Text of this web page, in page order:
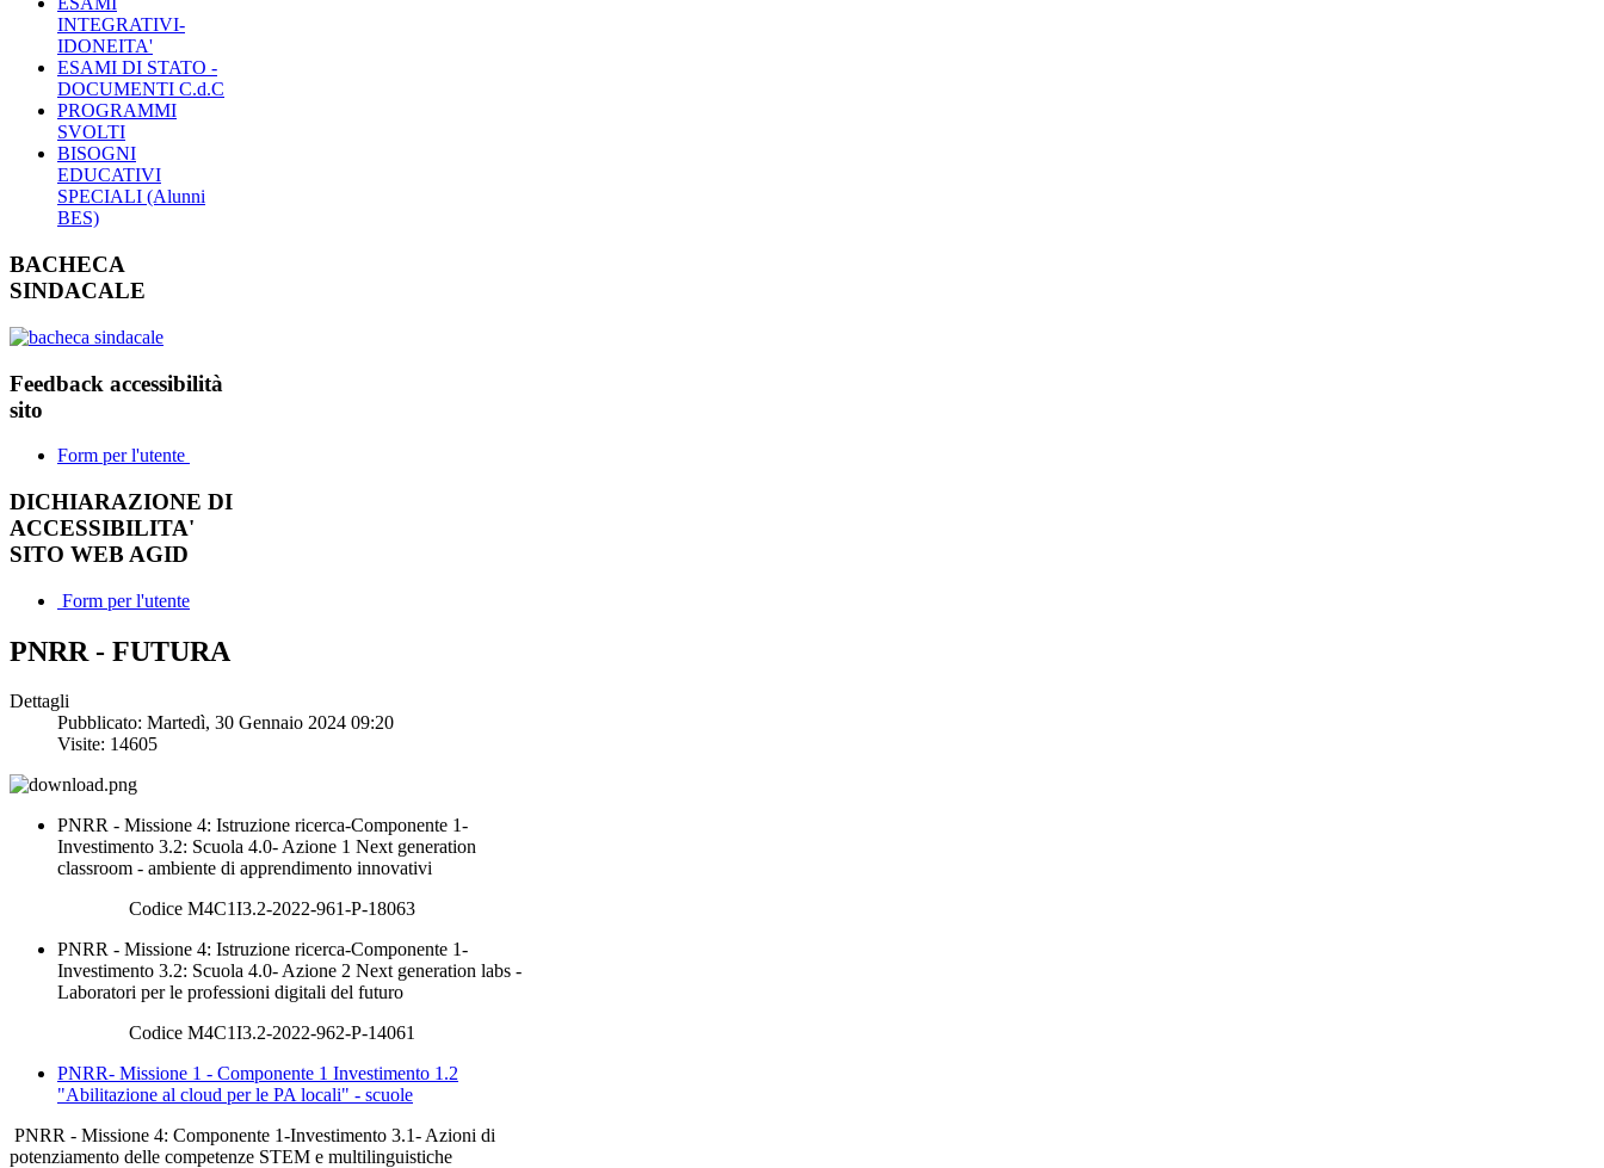
INTEGRATIVI-
IDONEITA'
ESAMI DI STATO -
DOCUMENTI C.d.C
PROGRAMMI
SVOLTI
BISOGNI
EDUCATIVI
SPECIALI (Alunni
BES)
BACHECA
SINDACALE
Feedback accessibilità
sito
Form per l'utente
DICHIARAZIONE DI
ACCESSIBILITA'
SITO WEB AGID
Form per l'utente
PNRR - FUTURA
Dettagli
Pubblicato: Martedì, 30 Gennaio 2024 09:20
Visite: 14605
PNRR - Missione 4: Istruzione ricerca-Componente 1-
Investimento 3.2: Scuola 4.0- Azione 1 Next generation
classroom - ambiente di apprendimento innovativi
Codice M4C1I3.2-2022-961-P-18063
PNRR - Missione 4: Istruzione ricerca-Componente 1-
Investimento 3.2: Scuola 4.0- Azione 2 Next generation labs -
Laboratori per le professioni digitali del futuro
Codice M4C1I3.2-2022-962-P-14061
PNRR- Missione 1 - Componente 1 Investimento 1.2
"Abilitazione al cloud per le PA locali" - scuole
PNRR - Missione 4: Componente 1-Investimento 3.1- Azioni di
potenziamento delle competenze STEM e multilinguistiche